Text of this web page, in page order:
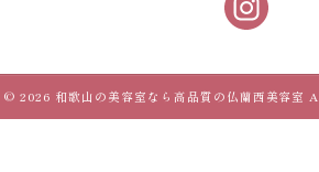
© 2026 和歌山の美容室なら高品質の仏蘭西美容